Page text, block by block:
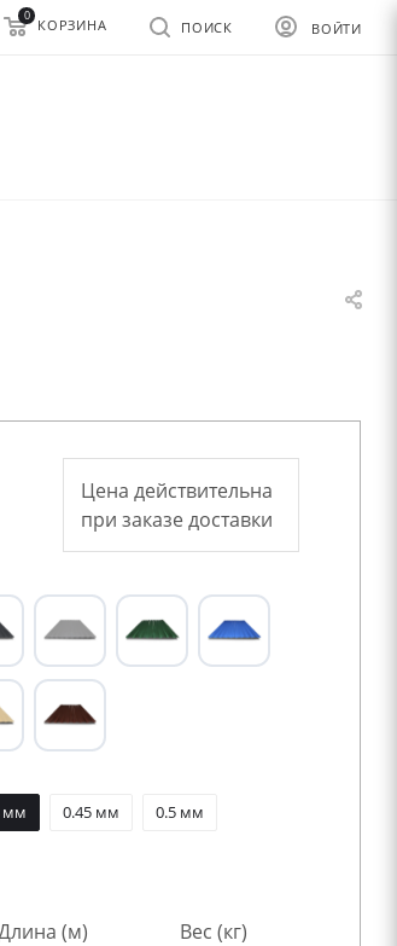
ВОЙТИ
ПОИСК
0
КОРЗИНА
Цена действительна
при заказе доставки
мм 0.45 мм 0.5 мм
(м)
Вес (кг)